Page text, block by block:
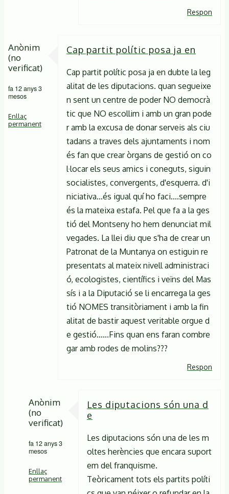
Respon
Anònim
(no
verificat)
fa 12 anys 3
mesos
Enllaç
permanent
Cap partit polític posa ja en
Cap partit polític posa ja en dubte la leg
alitat de les diputacions. quan segueixe
n sent un centre de poder NO democrà
tic que NO escollim i amb un gran pode
r amb la excusa de donar serveis als ciu
tadans a traves dels ajuntaments i nom
és fan que crear òrgans de gestió on co
l·locar els seus amics i coneguts, siguin
socialistes, convergents, d'esquerra. d'i
niciativa...és igual quí ho faci....sempre
és la mateixa estafa. Pel que fa a la ges
tió del Montseny ho hem denunciat mil
vegades. La llei diu que s'ha de crear un
Patronat de la Muntanya on estiguin re
presentats al mateix nivell administraci
ó, ecologistes, científics i veïns del Mas
sís i a la Diputació se li encarrega la ges
tió NOMES transitòriament i amb la fin
alitat de bastir aquest veritable orgue d
e gestió......Fins quan ens faran combre
gar amb rodes de molins???
Respon
Anònim
(no
verificat)
fa 12 anys 3
mesos
Enllaç
permanent
Les diputacions són una d
e
Les diputacions són una de les m
oltes herències que encara suport
em del franquisme.
Teòricament tots els partits políti